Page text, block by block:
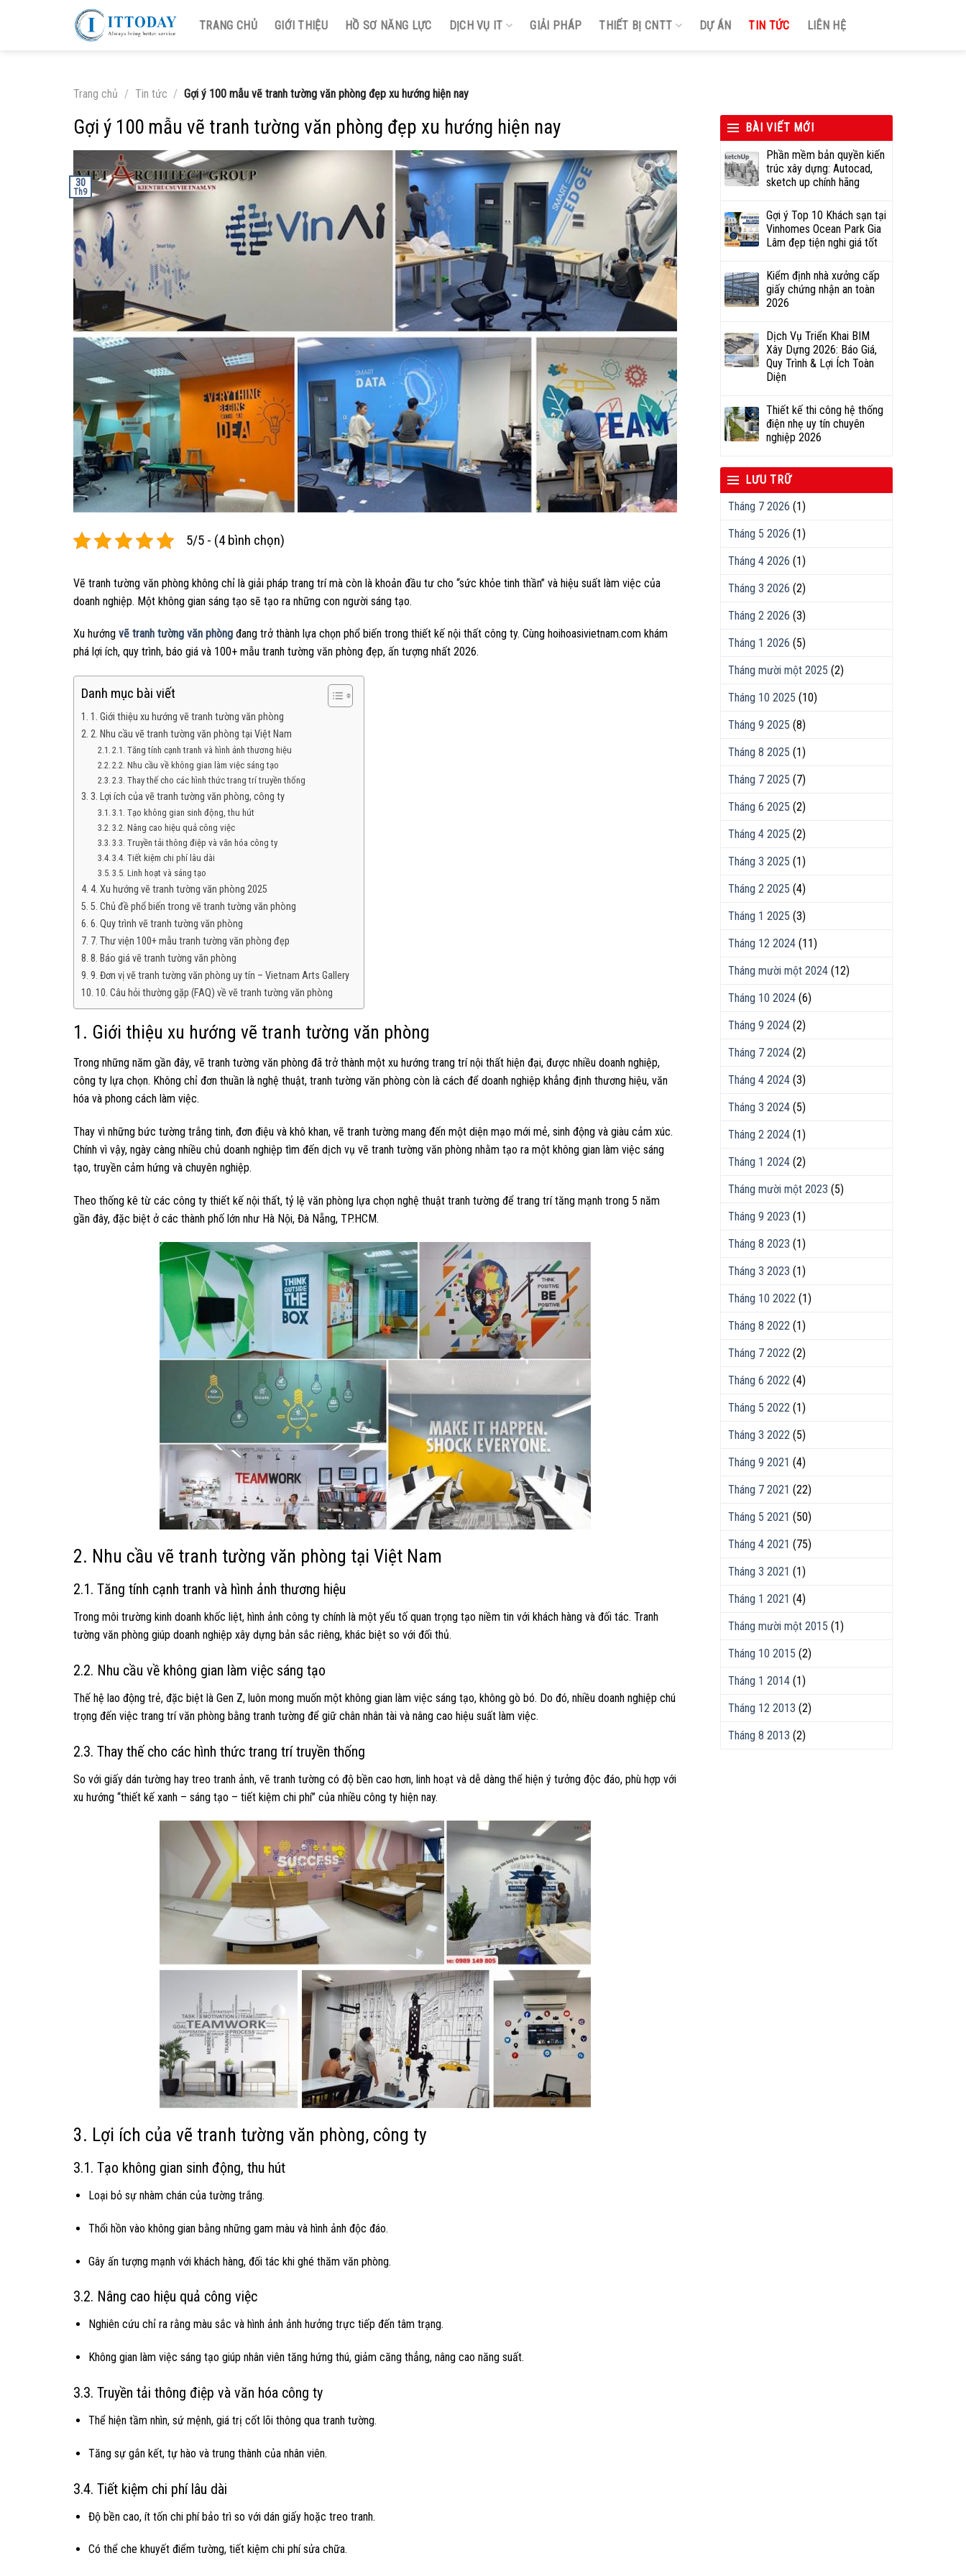
TRANG CHỦ GIỚI THIỆU HỒ SƠ NĂNG LỰC DỊCH VỤ IT GIẢI PHÁP THIẾT BỊ CNTT DỰ ÁN TIN TỨC LIÊN HỆ
Trang chủ / Tin tức / Gợi ý 100 mẫu vẽ tranh tường văn phòng đẹp xu hướng hiện nay
Gợi ý 100 mẫu vẽ tranh tường văn phòng đẹp xu hướng hiện nay
30
Th9
5/5 - (4 bình chọn)
Vẽ tranh tường văn phòng không chỉ là giải pháp trang trí mà còn là khoản đầu tư cho “sức khỏe tinh thần” và hiệu suất làm việc của
doanh nghiệp. Một không gian sáng tạo sẽ tạo ra những con người sáng tạo.
Xu hướng vẽ tranh tường văn phòng đang trở thành lựa chọn phổ biến trong thiết kế nội thất công ty. Cùng hoihoasivietnam.com khám
phá lợi ích, quy trình, báo giá và 100+ mẫu tranh tường văn phòng đẹp, ấn tượng nhất 2026.
Danh mục bài viết
1. Giới thiệu xu hướng vẽ tranh tường văn phòng
2. Nhu cầu vẽ tranh tường văn phòng tại Việt Nam
2.1. Tăng tính cạnh tranh và hình ảnh thương hiệu
2.2. Nhu cầu về không gian làm việc sáng tạo
2.3. Thay thế cho các hình thức trang trí truyền thống
3. Lợi ích của vẽ tranh tường văn phòng, công ty
3.1. Tạo không gian sinh động, thu hút
3.2. Nâng cao hiệu quả công việc
3.3. Truyền tải thông điệp và văn hóa công ty
3.4. Tiết kiệm chi phí lâu dài
3.5. Linh hoạt và sáng tạo
4. Xu hướng vẽ tranh tường văn phòng 2025
5. Chủ đề phổ biến trong vẽ tranh tường văn phòng
6. Quy trình vẽ tranh tường văn phòng
7. Thư viện 100+ mẫu tranh tường văn phòng đẹp
8. Báo giá vẽ tranh tường văn phòng
9. Đơn vị vẽ tranh tường văn phòng uy tín – Vietnam Arts Gallery
10. Câu hỏi thường gặp (FAQ) về vẽ tranh tường văn phòng
1. Giới thiệu xu hướng vẽ tranh tường văn phòng
Trong những năm gần đây, vẽ tranh tường văn phòng đã trở thành một xu hướng trang trí nội thất hiện đại, được nhiều doanh nghiệp,
công ty lựa chọn. Không chỉ đơn thuần là nghệ thuật, tranh tường văn phòng còn là cách để doanh nghiệp khẳng định thương hiệu, văn
hóa và phong cách làm việc.
Thay vì những bức tường trắng tinh, đơn điệu và khô khan, vẽ tranh tường mang đến một diện mạo mới mẻ, sinh động và giàu cảm xúc.
Chính vì vậy, ngày càng nhiều chủ doanh nghiệp tìm đến dịch vụ vẽ tranh tường văn phòng nhằm tạo ra một không gian làm việc sáng
tạo, truyền cảm hứng và chuyên nghiệp.
Theo thống kê từ các công ty thiết kế nội thất, tỷ lệ văn phòng lựa chọn nghệ thuật tranh tường để trang trí tăng mạnh trong 5 năm
gần đây, đặc biệt ở các thành phố lớn như Hà Nội, Đà Nẵng, TP.HCM.
2. Nhu cầu vẽ tranh tường văn phòng tại Việt Nam
2.1. Tăng tính cạnh tranh và hình ảnh thương hiệu
Trong môi trường kinh doanh khốc liệt, hình ảnh công ty chính là một yếu tố quan trọng tạo niềm tin với khách hàng và đối tác. Tranh
tường văn phòng giúp doanh nghiệp xây dựng bản sắc riêng, khác biệt so với đối thủ.
2.2. Nhu cầu về không gian làm việc sáng tạo
Thế hệ lao động trẻ, đặc biệt là Gen Z, luôn mong muốn một không gian làm việc sáng tạo, không gò bó. Do đó, nhiều doanh nghiệp chú
trọng đến việc trang trí văn phòng bằng tranh tường để giữ chân nhân tài và nâng cao hiệu suất làm việc.
2.3. Thay thế cho các hình thức trang trí truyền thống
So với giấy dán tường hay treo tranh ảnh, vẽ tranh tường có độ bền cao hơn, linh hoạt và dễ dàng thể hiện ý tưởng độc đáo, phù hợp với
xu hướng “thiết kế xanh – sáng tạo – tiết kiệm chi phí” của nhiều công ty hiện nay.
3. Lợi ích của vẽ tranh tường văn phòng, công ty
3.1. Tạo không gian sinh động, thu hút
Loại bỏ sự nhàm chán của tường trắng.
Thổi hồn vào không gian bằng những gam màu và hình ảnh độc đáo.
Gây ấn tượng mạnh với khách hàng, đối tác khi ghé thăm văn phòng.
3.2. Nâng cao hiệu quả công việc
Nghiên cứu chỉ ra rằng màu sắc và hình ảnh ảnh hưởng trực tiếp đến tâm trạng.
Không gian làm việc sáng tạo giúp nhân viên tăng hứng thú, giảm căng thẳng, nâng cao năng suất.
3.3. Truyền tải thông điệp và văn hóa công ty
Thể hiện tầm nhìn, sứ mệnh, giá trị cốt lõi thông qua tranh tường.
Tăng sự gắn kết, tự hào và trung thành của nhân viên.
3.4. Tiết kiệm chi phí lâu dài
Độ bền cao, ít tốn chi phí bảo trì so với dán giấy hoặc treo tranh.
Có thể che khuyết điểm tường, tiết kiệm chi phí sửa chữa.
BÀI VIẾT MỚI
Phần mềm bản quyền kiến
trúc xây dựng: Autocad,
sketch up chính hãng
Gợi ý Top 10 Khách sạn tại
Vinhomes Ocean Park Gia
Lâm đẹp tiện nghi giá tốt
Kiểm định nhà xưởng cấp
giấy chứng nhận an toàn
2026
Dịch Vụ Triển Khai BIM
Xây Dựng 2026: Báo Giá,
Quy Trình & Lợi Ích Toàn
Diện
Thiết kế thi công hệ thống
điện nhẹ uy tín chuyên
nghiệp 2026
LƯU TRỮ
Tháng 7 2026 (1)
Tháng 5 2026 (1)
Tháng 4 2026 (1)
Tháng 3 2026 (2)
Tháng 2 2026 (3)
Tháng 1 2026 (5)
Tháng mười một 2025 (2)
Tháng 10 2025 (10)
Tháng 9 2025 (8)
Tháng 8 2025 (1)
Tháng 7 2025 (7)
Tháng 6 2025 (2)
Tháng 4 2025 (2)
Tháng 3 2025 (1)
Tháng 2 2025 (4)
Tháng 1 2025 (3)
Tháng 12 2024 (11)
Tháng mười một 2024 (12)
Tháng 10 2024 (6)
Tháng 9 2024 (2)
Tháng 7 2024 (2)
Tháng 4 2024 (3)
Tháng 3 2024 (5)
Tháng 2 2024 (1)
Tháng 1 2024 (2)
Tháng mười một 2023 (5)
Tháng 9 2023 (1)
Tháng 8 2023 (1)
Tháng 3 2023 (1)
Tháng 10 2022 (1)
Tháng 8 2022 (1)
Tháng 7 2022 (2)
Tháng 6 2022 (4)
Tháng 5 2022 (1)
Tháng 3 2022 (5)
Tháng 9 2021 (4)
Tháng 7 2021 (22)
Tháng 5 2021 (50)
Tháng 4 2021 (75)
Tháng 3 2021 (1)
Tháng 1 2021 (4)
Tháng mười một 2015 (1)
Tháng 10 2015 (2)
Tháng 1 2014 (1)
Tháng 12 2013 (2)
Tháng 8 2013 (2)